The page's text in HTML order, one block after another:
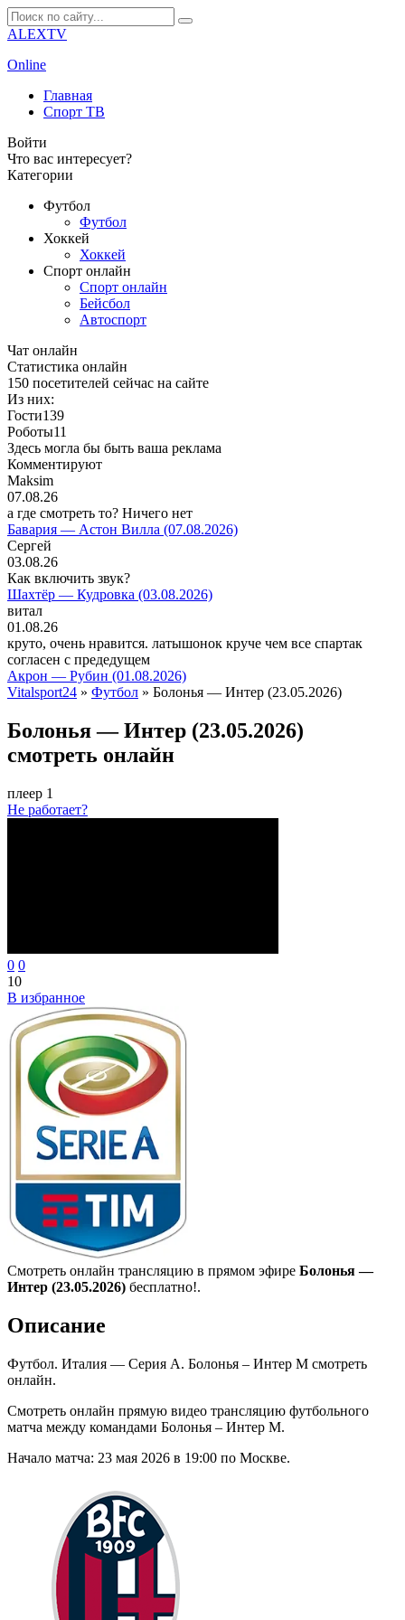
ALEXTV
Online
Главная
Спорт ТВ
Войти
Что вас интересует?
Категории
Футбол
Футбол
Хоккей
Хоккей
Спорт онлайн
Спорт онлайн
Бейсбол
Автоспорт
Чат онлайн
Cтатистика онлайн
150 посетителей сейчас на сайте
Из них:
Гости139
Роботы11
Здесь могла бы быть ваша реклама
Комментируют
Maksim
07.08.26
а где смотреть то? Ничего нет
Бавария — Астон Вилла (07.08.2026)
Сергей
03.08.26
Как включить звук?
Шахтёр — Кудровка (03.08.2026)
витал
01.08.26
круто, очень нравится. латышонок круче чем все спартак
согласен с предедущем
Акрон — Рубин (01.08.2026)
Vitalsport24 » Футбол » Болонья — Интер (23.05.2026)
Болонья — Интер (23.05.2026)
смотреть онлайн
плеер 1
Не работает?
0 0
10
В избранное
Смотреть онлайн трансляцию в прямом эфире Болонья —
Интер (23.05.2026) бесплатно!.
Описание
Футбол. Италия — Серия А. Болонья – Интер М смотреть
онлайн.
Смотреть онлайн прямую видео трансляцию футбольного
матча между командами Болонья – Интер М.
Начало матча: 23 мая 2026 в 19:00 по Москве.